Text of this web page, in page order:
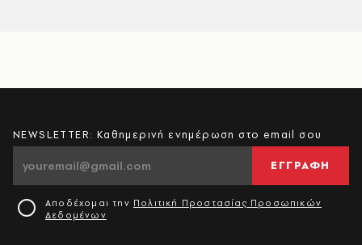
NEWSLETTER: Καθημερινή ενημέρωση στο email σου
ΕΓΓΡΑΦΗ
Αποδέχομαι την Πολιτική Προστασίας Προσωπικών
Δεδομένων